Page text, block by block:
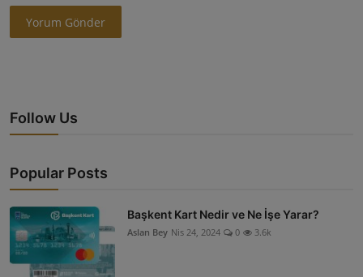
Yorum Gönder
Follow Us
Popular Posts
Başkent Kart Nedir ve Ne İşe Yarar?
Aslan Bey Nis 24, 2024 0 3.6k